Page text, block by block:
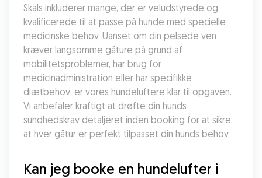
Skals inkluderer mange, der er veludstyrede og
kvalificerede til at passe på hunde med specielle
medicinske behov. Uanset om din pelsede ven
kræver langsomme gåture på grund af
mobilitetsproblemer, har brug for
medicinadministration eller har specifikke
diætbehov, er vores hundeluftere klar til opgaven.
Vi anbefaler kraftigt at drøfte din hunds
sundhedskrav detaljeret inden booking for at sikre,
at hver gåtur er perfekt tilpasset din hunds behov.
Kan jeg booke en hundelufter i